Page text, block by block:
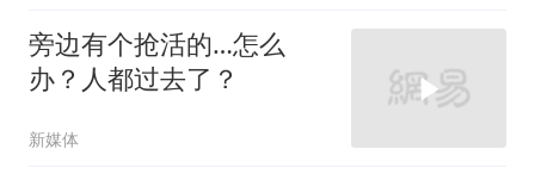
旁边有个抢活的…怎么
办？人都过去了？
新媒体